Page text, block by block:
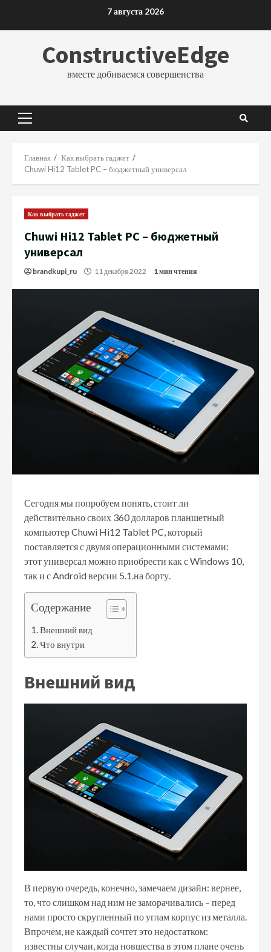
7 августа 2026
ConstructiveEdge
вместе добиваемся совершенства
Основное
Главная
Как выбрать гаджет
Chuwi Hi12 Tablet PC – бюджетный универсал
Как выбрать гаджет
Chuwi Hi12 Tablet PC – бюджетный
универсал
brandkupi_ru 11 декабря 2022 1 мин чтения
Сегодня мы попробуем понять, стоит ли
действительно своих 360 долларов планшетный
компьютер Chuwi Hi12 Tablet PC, который
поставляется с двумя операционными системами:
этот универсал можно приобрести как с Windows 10,
так и с Android версии 5.1.на борту.
Содержание
Внешний вид
Что внутри
Внешний вид
В первую очередь, конечно, замечаем дизайн: вернее,
то, что слишком над ним не заморачивались – перед
нами просто скругленный по углам корпус из металла.
Впрочем, не каждый сочтет это недостатком:
известны случаи, когда новшества в этом плане очень